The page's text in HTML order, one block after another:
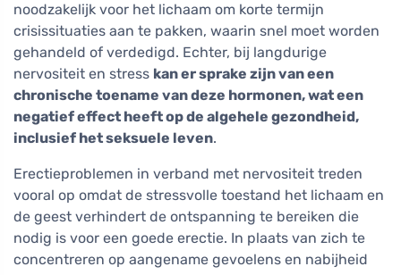
noodzakelijk voor het lichaam om korte termijn
crisissituaties aan te pakken, waarin snel moet worden
gehandeld of verdedigd. Echter, bij langdurige
nervositeit en stress kan er sprake zijn van een
chronische toename van deze hormonen, wat een
negatief effect heeft op de algehele gezondheid,
inclusief het seksuele leven.
Erectieproblemen in verband met nervositeit treden
vooral op omdat de stressvolle toestand het lichaam en
de geest verhindert de ontspanning te bereiken die
nodig is voor een goede erectie. In plaats van zich te
concentreren op aangename gevoelens en nabijheid